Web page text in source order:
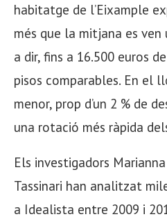
habitatge de l’Eixample
més que la mitjana es ven
a dir, fins a 16.500 euros
pisos comparables. En el
menor, prop d’un 2 % de
una rotació més ràpida
Els investigadors
Tassinari han analitzat
a Idealista entre 2009 i